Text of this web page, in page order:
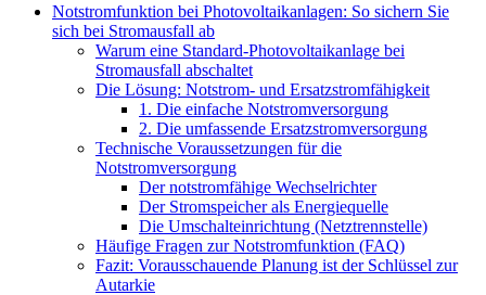
Notstromfunktion bei Photovoltaikanlagen: So sichern Sie
sich bei Stromausfall ab
Warum eine Standard-Photovoltaikanlage bei
Stromausfall abschaltet
Die Lösung: Notstrom- und Ersatzstromfähigkeit
1. Die einfache Notstromversorgung
2. Die umfassende Ersatzstromversorgung
Technische Voraussetzungen für die
Notstromversorgung
Der notstromfähige Wechselrichter
Der Stromspeicher als Energiequelle
Die Umschalteinrichtung (Netztrennstelle)
Häufige Fragen zur Notstromfunktion (FAQ)
Fazit: Vorausschauende Planung ist der Schlüssel zur
Autarkie